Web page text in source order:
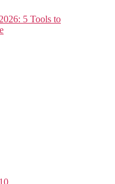
5 Tools to